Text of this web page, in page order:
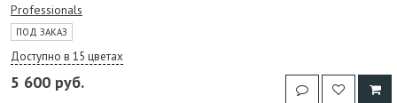
Professionals
ПОД ЗАКАЗ
Доступно в 15 цветах
5 600 руб.